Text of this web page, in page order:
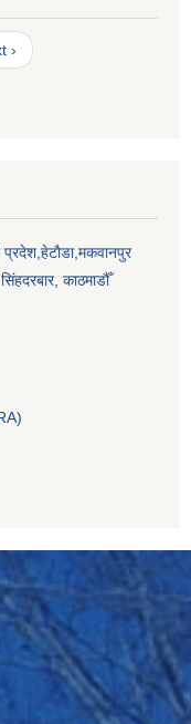
›
प्रदेश,हेटाैडा,मकवानपुर
काठमाडौँ